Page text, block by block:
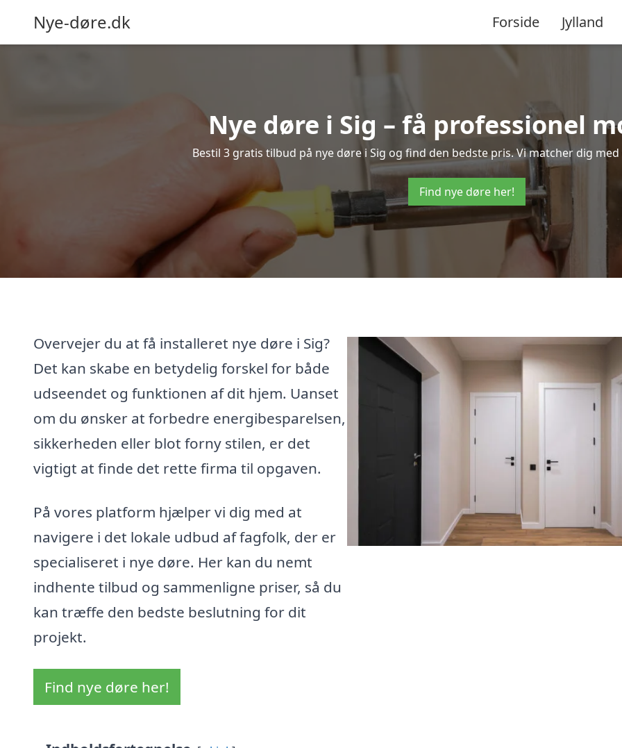
Nye-døre.dk Forside Jylland
Nye døre i Sig – få professionel
Bestil 3 gratis tilbud på nye døre i Sig og find den bedste pris. Vi matcher dig
Find nye døre her!
Overvejer du at få installeret nye døre i Sig?
Det kan skabe en betydelig forskel for både
udseendet og funktionen af dit hjem. Uanset
om du ønsker at forbedre energibesparelsen,
sikkerheden eller blot forny stilen, er det
vigtigt at finde det rette firma til opgaven.
På vores platform hjælper vi dig med at
navigere i det lokale udbud af fagfolk, der er
specialiseret i nye døre. Her kan du nemt
indhente tilbud og sammenligne priser, så du
kan træffe den bedste beslutning for dit
projekt.
Find nye døre her!